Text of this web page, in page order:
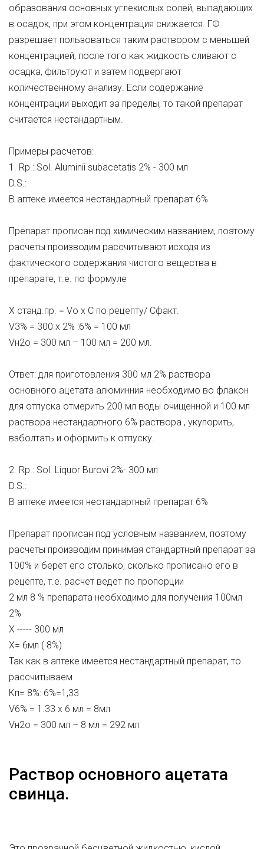
образования основных углекислых солей, выпадающих
в осадок, при этом концентрация снижается. ГФ
разрешает пользоваться таким раствором с меньшей
концентрацией, после того как жидкость сливают с
осадка, фильтруют и затем подвергают
количественному анализу. Если содержание
концентрации выходит за пределы, то такой препарат
считается нестандартным.
Примеры расчетов:
1. Rp.: Sol. Aluminii subacetatis 2% - 300 мл
D.S.:
В аптеке имеется нестандартный препарат 6%
Препарат прописан под химическим названием, поэтому
расчеты производим рассчитывают исходя из
фактического содержания чистого вещества в
препарате, т.е. по формуле
Х станд.пр. = Vо х С по рецепту/ Cфакт.
V3% = 300 х 2% :6% = 100 мл
Vн2о = 300 мл – 100 мл = 200 мл.
Ответ: для приготовления 300 мл 2% раствора
основного ацетата алюминния необходимо во флакон
для отпуска отмерить 200 мл воды очищенной и 100 мл
раствора нестандартного 6% раствора , укупорить,
взболтать и оформить к отпуску.
2. Rp.: Sol. Liquor Burovi 2%- 300 мл
D.S.:
В аптеке имеется нестандартный препарат 6%
Препарат прописан под условным названием, поэтому
расчеты производим принимая стандартный препарат за
100% и берет его столько, сколько прописано его в
рецепте, т.е. расчет ведет по пропорции
2 мл 8 % препарата необходимо для получения 100мл
2%
Х ----- 300 мл
Х= 6мл ( 8%)
Так как в аптеке имеется нестандартный препарат, то
рассчитываем
Кп= 8%: 6%=1,33
V6% = 1.33 х 6 мл = 8мл
Vн2о = 300 мл – 8 мл = 292 мл
Раствор основного ацетата
свинца.